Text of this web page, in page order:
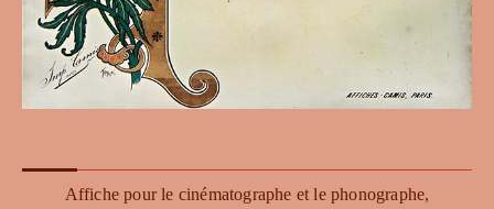
Affiche pour le cinématographe et le phonographe,